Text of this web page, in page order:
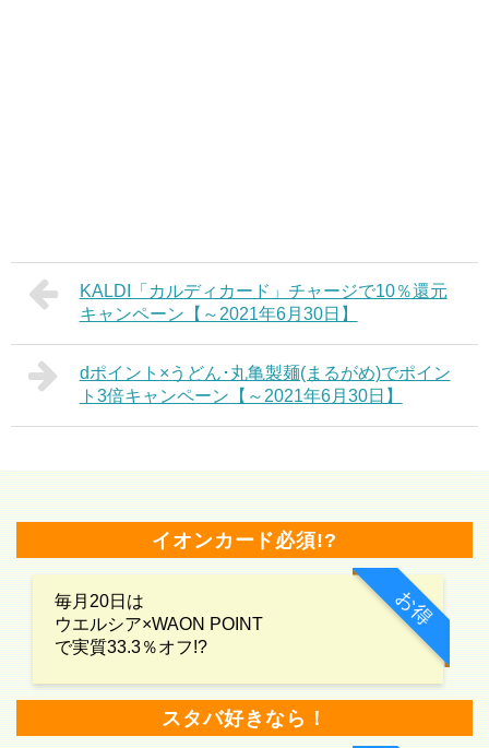
KALDI「カルディカード」チャージで10％還元
キャンペーン【～2021年6月30日】
dポイント×うどん･丸亀製麺(まるがめ)でポイン
ト3倍キャンペーン【～2021年6月30日】
イオンカード必須!?
お得
毎月20日は
ウエルシア×WAON POINT
で実質33.3％オフ!?
スタバ好きなら！